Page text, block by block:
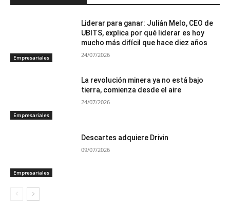
Empresariales
Liderar para ganar: Julián Melo, CEO de
UBITS, explica por qué liderar es hoy
mucho más difícil que hace diez años
24/07/2026
Empresariales
La revolución minera ya no está bajo
tierra, comienza desde el aire
24/07/2026
Empresariales
Descartes adquiere Drivin
09/07/2026